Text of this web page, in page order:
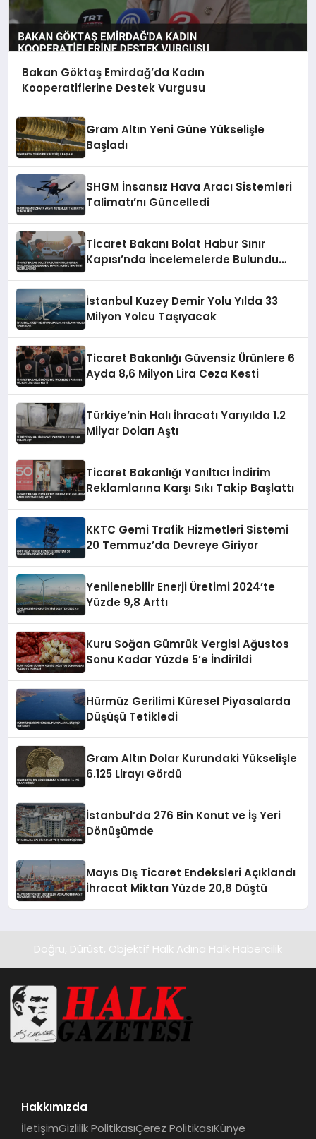
Bakan Göktaş Emirdağ’da Kadın
Kooperatiflerine Destek Vurgusu
Gram Altın Yeni Güne Yükselişle
Başladı
SHGM İnsansız Hava Aracı Sistemleri
Talimatı’nı Güncelledi
Ticaret Bakanı Bolat Habur Sınır
Kapısı’nda İncelemelerde Bulundu
İstanbul Kuzey Demir Yolu Yılda 33
Milyon Yolcu Taşıyacak
Ticaret Bakanlığı Güvensiz Ürünlere 6
Ayda 8,6 Milyon Lira Ceza Kesti
Türkiye’nin Halı İhracatı Yarıyılda 1.2
Milyar Doları Aştı
Ticaret Bakanlığı Yanıltıcı İndirim
Reklamlarına Karşı Sıkı Takip Başlattı
KKTC Gemi Trafik Hizmetleri Sistemi
20 Temmuz’da Devreye Giriyor
Yenilenebilir Enerji Üretimi 2024’te
Yüzde 9,8 Arttı
Kuru Soğan Gümrük Vergisi Ağustos
Sonu Kadar Yüzde 5’e İndirildi
Hürmüz Gerilimi Küresel Piyasalarda
Düşüşü Tetikledi
Gram Altın Dolar Kurundaki Yükselişle
6.125 Lirayı Gördü
İstanbul’da 276 Bin Konut ve İş Yeri
Dönüşümde
Mayıs Dış Ticaret Endeksleri Açıklandı
İhracat Miktarı Yüzde 20,8 Düştü
Doğru, Dürüst, Objektif Halk Adına Halk Habercilik
Hakkımızda
İletişimGizlilik PolitikasıÇerez PolitikasıKünye